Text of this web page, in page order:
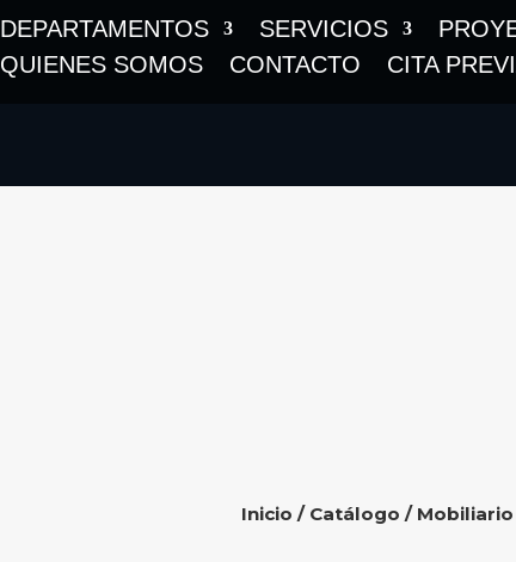
DEPARTAMENTOS SERVICIOS
QUIENES SOMOS
CONTACTO CITA
Inicio / Catálogo /